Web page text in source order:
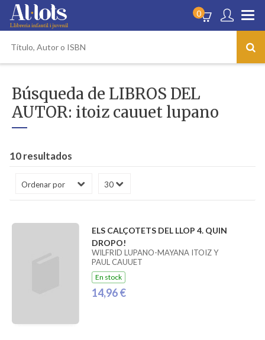
0
Búsqueda de LIBROS DEL
AUTOR: itoiz cauuet lupano
10 resultados
ELS CALÇOTETS DEL LLOP 4. QUIN
DROPO!
WILFRID LUPANO-MAYANA ITOIZ Y
PAUL CAUUET
En stock
14,96 €